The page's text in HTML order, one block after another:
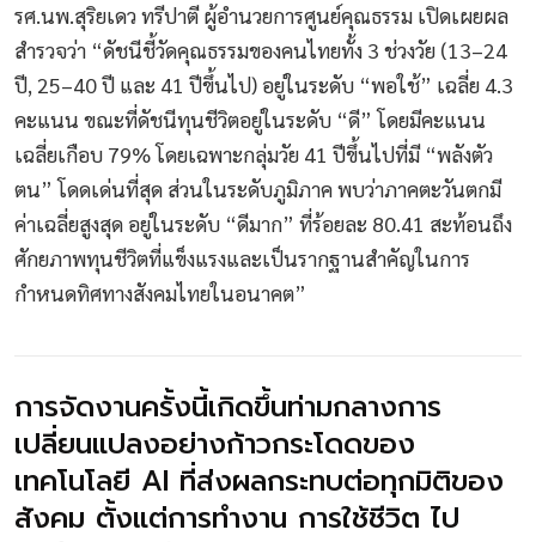
รศ.นพ.สุริยเดว ทรีปาตี ผู้อำนวยการศูนย์คุณธรรม เปิดเผยผล
สำรวจว่า “ดัชนีชี้วัดคุณธรรมของคนไทยทั้ง 3 ช่วงวัย (13–24
ปี, 25–40 ปี และ 41 ปีขึ้นไป) อยู่ในระดับ “พอใช้” เฉลี่ย 4.3
คะแนน ขณะที่ดัชนีทุนชีวิตอยู่ในระดับ “ดี” โดยมีคะแนน
เฉลี่ยเกือบ 79% โดยเฉพาะกลุ่มวัย 41 ปีขึ้นไปที่มี “พลังตัว
ตน” โดดเด่นที่สุด ส่วนในระดับภูมิภาค พบว่าภาคตะวันตกมี
ค่าเฉลี่ยสูงสุด อยู่ในระดับ “ดีมาก” ที่ร้อยละ 80.41 สะท้อนถึง
ศักยภาพทุนชีวิตที่แข็งแรงและเป็นรากฐานสำคัญในการ
กำหนดทิศทางสังคมไทยในอนาคต”
การจัดงานครั้งนี้เกิดขึ้นท่ามกลางการ
เปลี่ยนแปลงอย่างก้าวกระโดดของ
เทคโนโลยี AI ที่ส่งผลกระทบต่อทุกมิติของ
สังคม ตั้งแต่การทำงาน การใช้ชีวิต ไป